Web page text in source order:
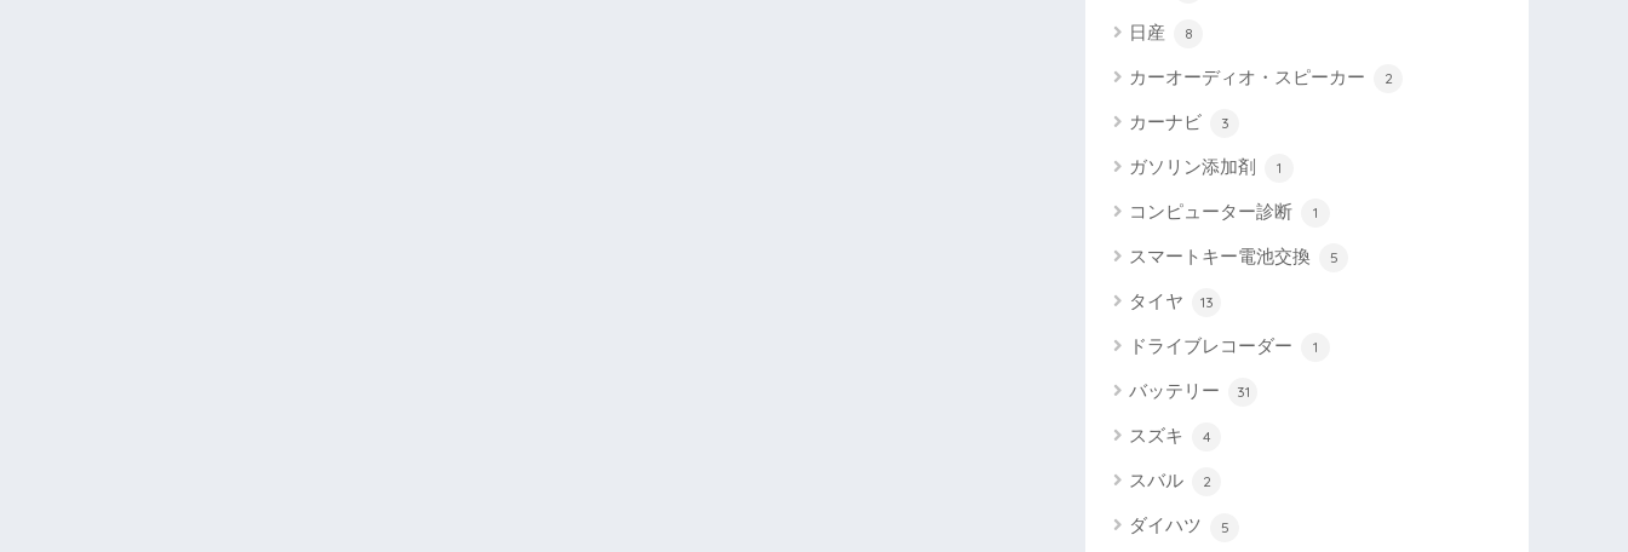
日産 8
カーオーディオ・スピーカー 2
カーナビ 3
ガソリン添加剤 1
コンピューター診断 1
スマートキー電池交換 5
タイヤ 13
ドライブレコーダー 1
バッテリー 31
スズキ 4
スバル 2
ダイハツ 5